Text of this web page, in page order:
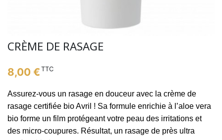
CRÈME DE RASAGE
8,00 € TTC
Assurez-vous un rasage en douceur avec la crème de
rasage certifiée bio Avril ! Sa formule enrichie à l’aloe vera
bio forme un film protégeant votre peau des irritations et
des micro-coupures. Résultat, un rasage de près ultra